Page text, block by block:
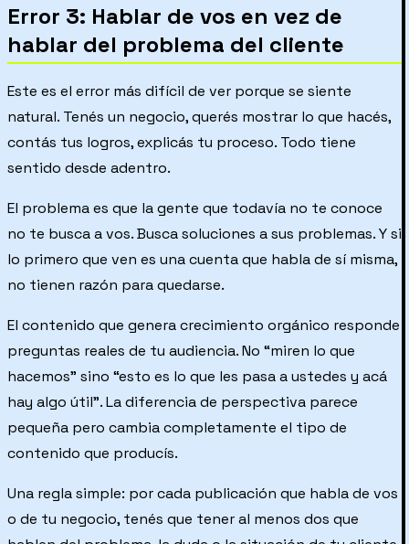
Error 3: Hablar de vos en vez de
hablar del problema del cliente
Este es el error más difícil de ver porque se siente
natural. Tenés un negocio, querés mostrar lo que hacés,
contás tus logros, explicás tu proceso. Todo tiene
sentido desde adentro.
El problema es que la gente que todavía no te conoce
no te busca a vos. Busca soluciones a sus problemas. Y si
lo primero que ven es una cuenta que habla de sí misma,
no tienen razón para quedarse.
El contenido que genera crecimiento orgánico responde
preguntas reales de tu audiencia. No “miren lo que
hacemos” sino “esto es lo que les pasa a ustedes y acá
hay algo útil”. La diferencia de perspectiva parece
pequeña pero cambia completamente el tipo de
contenido que producís.
Una regla simple: por cada publicación que habla de vos
o de tu negocio, tenés que tener al menos dos que